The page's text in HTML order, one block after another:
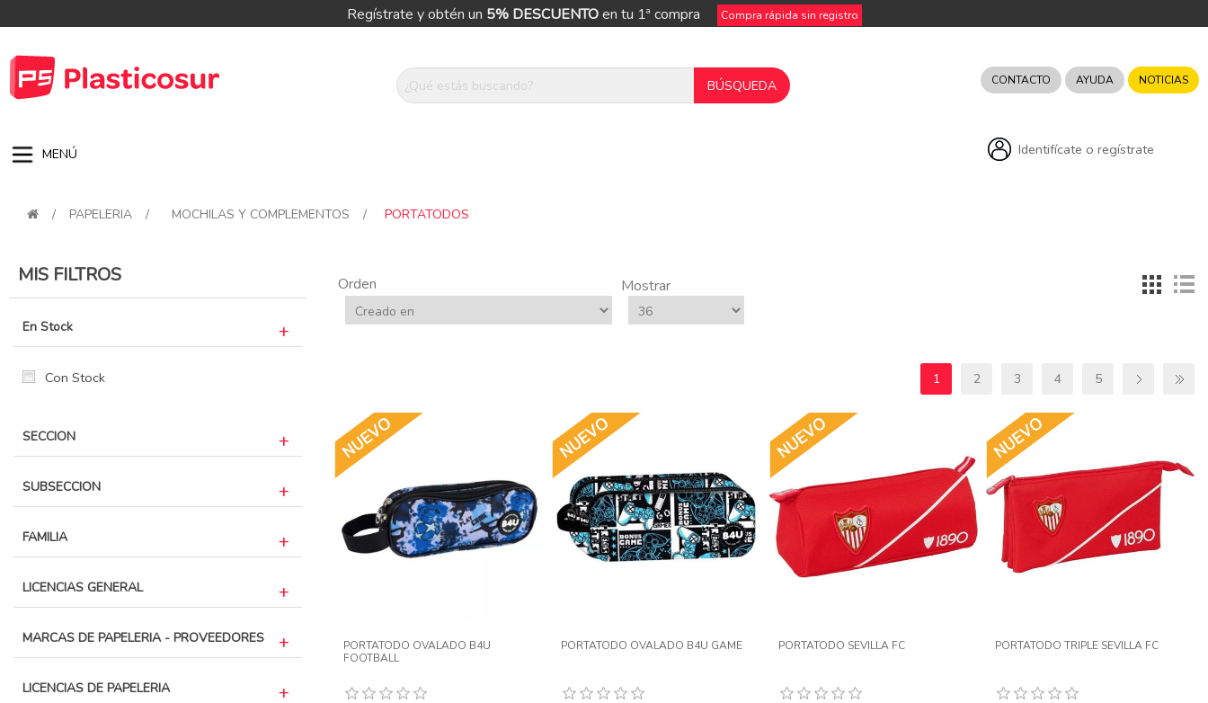
Regístrate y obtén un 5% DESCUENTOen tu 1ª compra Compra rápida sin registro
CONTACTO AYUDA NOTICIAS
Identifícate o regístrate
MENÚ
/ PAPELERIA / MOCHILAS Y COMPLEMENTOS / PORTATODOS
MIS FILTROS
En Stock
Con Stock
SECCION
SUBSECCION
FAMILIA
LICENCIAS GENERAL
MARCAS DE PAPELERIA - PROVEEDORES
LICENCIAS DE PAPELERIA
Orden Mostrar
1 2 3 4 5
PORTATODO OVALADO B4U
FOOTBALL
PORTATODO OVALADO B4U GAME PORTATODO SEVILLA FC PORTATODO TRIPLE SEVILLA FC